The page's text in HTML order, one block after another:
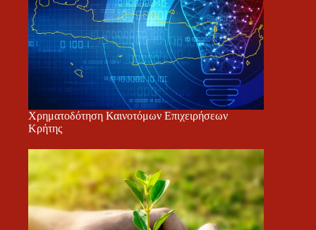
Χρηματοδότηση Καινοτόμων Επιχειρήσεων
Κρήτης